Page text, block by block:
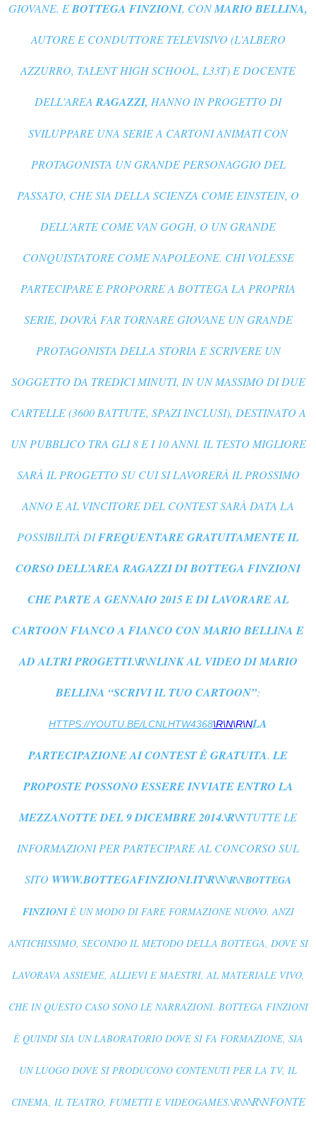
GIOVANE. EBOTTEGA FINZIONI, CONMARIO BELLINA,
AUTORE E CONDUTTORE TELEVISIVO (L’ALBERO
AZZURRO, TALENT HIGH SCHOOL, L33T) E DOCENTE
DELL’AREA RAGAZZI, HANNO IN PROGETTO DI
SVILUPPARE UNA SERIE A CARTONI ANIMATI CON
PROTAGONISTA UN GRANDE PERSONAGGIO DEL
PASSATO, CHE SIA DELLA SCIENZA COME EINSTEIN, O
DELL’ARTE COME VAN GOGH, O UN GRANDE
CONQUISTATORE COME NAPOLEONE. CHI VOLESSE
PARTECIPARE E PROPORRE A BOTTEGA LA PROPRIA
SERIE, DOVRÀ FAR TORNARE GIOVANE UN GRANDE
PROTAGONISTA DELLA STORIA E SCRIVERE UN
SOGGETTO DA TREDICI MINUTI, IN UN MASSIMO DI DUE
CARTELLE (3600 BATTUTE, SPAZI INCLUSI), DESTINATO A
UN PUBBLICO TRA GLI 8 E I 10 ANNI. IL TESTO MIGLIORE
SARÀ IL PROGETTO SU CUI SI LAVORERÀ IL PROSSIMO
ANNO E AL VINCITORE DEL CONTEST SARÀ DATA LA
POSSIBILITÀ DIFREQUENTARE GRATUITAMENTE IL
CORSO DELL’AREA RAGAZZI DI BOTTEGA FINZIONI
CHE PARTE A GENNAIO 2015 E DI LAVORARE AL
CARTOON FIANCO A FIANCO CON MARIO BELLINA E
AD ALTRI PROGETTI.\R\NLINK AL VIDEO DI MARIO
BELLINA “SCRIVI IL TUO CARTOON”:
HTTPS://YOUTU.BE/LCNLHTW4368\R\N\R\NLA
PARTECIPAZIONE AI CONTEST È GRATUITA. LE
PROPOSTE POSSONO ESSERE INVIATE ENTRO LA
MEZZANOTTE DEL 9 DICEMBRE 2014.\R\NTUTTE LE
INFORMAZIONI PER PARTECIPARE AL CONCORSO SUL
SITO WWW.BOTTEGAFINZIONI.IT\R\N\R\NBOTTEGA
FINZIONIÈ UN MODO DI FARE FORMAZIONE NUOVO. ANZI
ANTICHISSIMO, SECONDO IL METODO DELLA BOTTEGA, DOVE SI
LAVORAVA ASSIEME, ALLIEVI E MAESTRI, AL MATERIALE VIVO,
CHE IN QUESTO CASO SONO LE NARRAZIONI. BOTTEGA FINZIONI
È QUINDI SIA UN LABORATORIO DOVE SI FA FORMAZIONE, SIA
UN LUOGO DOVE SI PRODUCONO CONTENUTI PER LA TV, IL
CINEMA, IL TEATRO, FUMETTI E VIDEOGAMES.\R\N\R\NFONTE